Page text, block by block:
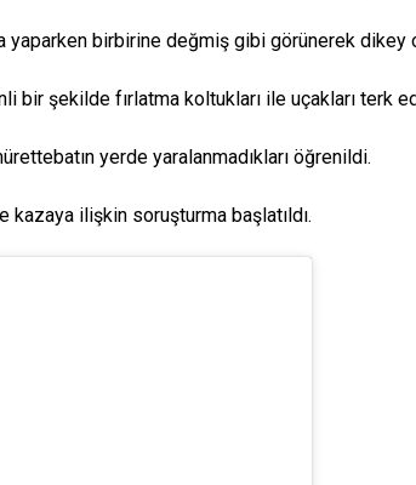
yaparken birbirine değmiş gibi görünerek
şekilde fırlatma koltukları ile uçakları terk
yerde yaralanmadıkları öğrenildi.
ilişkin soruşturma başlatıldı.